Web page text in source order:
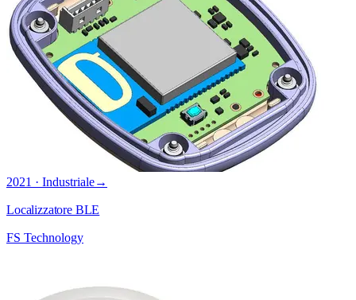
2021 · Industriale→
Localizzatore BLE
FS Technology